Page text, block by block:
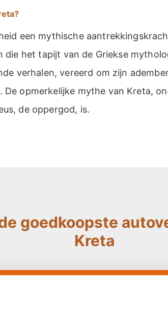
een mythische
die het tapijt van de Griekse
verhalen, vereerd om zijn
De opmerkelijke mythe van Kreta,
de oppergod, is.
goedkoopste
Kreta